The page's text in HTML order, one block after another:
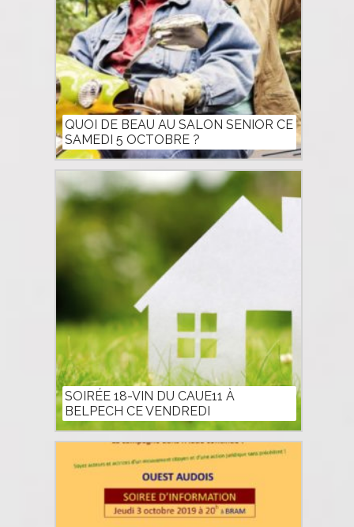
QUOI DE BEAU AU SALON SENIOR CE
SAMEDI 5 OCTOBRE ?
SOIRÉE 18-VIN DU CAUE11 À
BELPECH CE VENDREDI